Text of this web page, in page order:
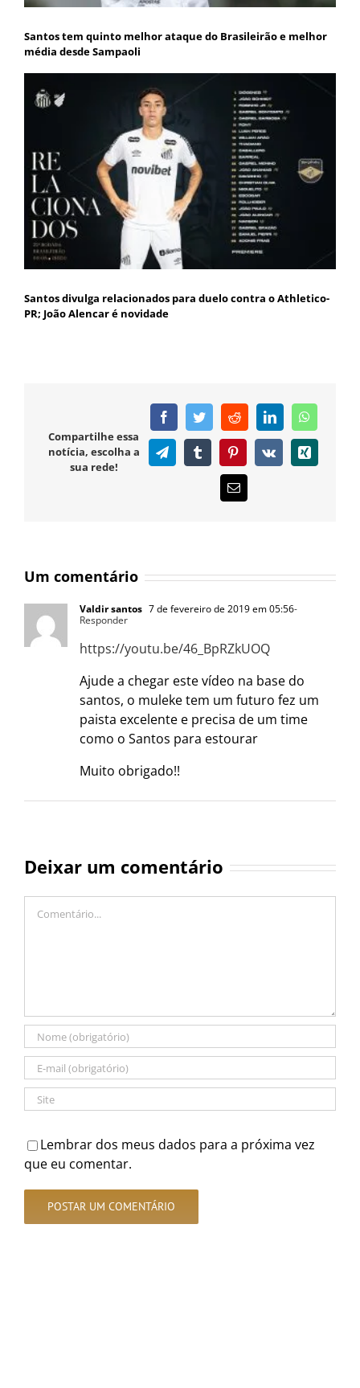
Santos tem quinto melhor ataque do Brasileirão e melhor
média desde Sampaoli
Santos divulga relacionados para duelo contra o Athletico-
PR; João Alencar é novidade
Compartilhe essa
notícia, escolha a
sua rede!
FacebookTwitterRedditLinkedIn
TelegramTumblr PinterestVk Xing
E-
mail
Um comentário
Valdir santos 7 de fevereiro de 2019 em 05:56-
Responder
https://youtu.be/46_BpRZkUOQ
Ajude a chegar este vídeo na base do
santos, o muleke tem um futuro fez um
paista excelente e precisa de um time
como o Santos para estourar
Muito obrigado!!
Deixar um comentário
Lembrar dos meus dados para a próxima vez
que eu comentar.